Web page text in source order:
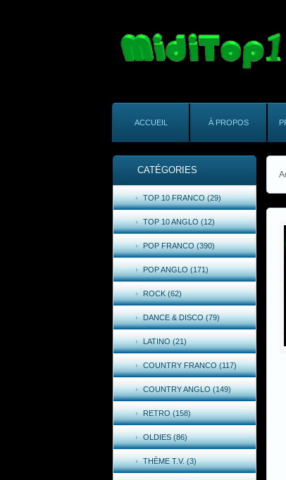
ACCUEIL À PROPOS
CATÉGORIES
TOP 10 FRANCO (29)
TOP 10 ANGLO (12)
POP FRANCO (390)
POP ANGLO (171)
ROCK (62)
DANCE & DISCO (79)
LATINO (21)
COUNTRY FRANCO (117)
COUNTRY ANGLO (149)
RETRO (158)
OLDIES (86)
THÈME T.V. (3)